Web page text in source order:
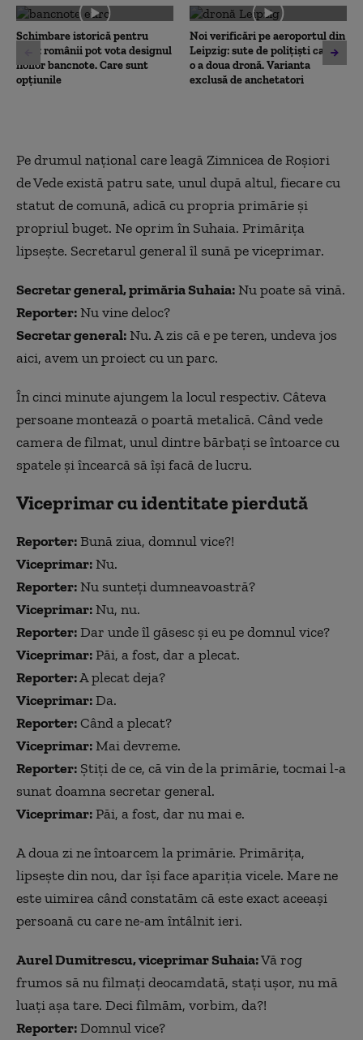
0
seconds
Schimbare istorică pentru
euro: românii pot vota designul
noilor bancnote. Care sunt
opțiunile
Noi verificări pe aeroportul din
Leipzig: sute de polițiști caută
o a doua dronă. Varianta
exclusă de anchetatori
Pe drumul național care leagă Zimnicea de Roșiori
de Vede există patru sate, unul după altul, fiecare cu
statut de comună, adică cu propria primărie și
propriul buget. Ne oprim în Suhaia. Primărița
lipsește. Secretarul general îl sună pe viceprimar.
Secretar general, primăria Suhaia:Nu poate să vină.
Reporter:Nu vine deloc?
Secretar general:Nu. A zis că e pe teren, undeva jos
aici, avem un proiect cu un parc.
În cinci minute ajungem la locul respectiv. Câteva
persoane montează o poartă metalică. Când vede
camera de filmat, unul dintre bărbați se întoarce cu
spatele și încearcă să își facă de lucru.
Viceprimar cu identitate pierdută
Reporter:Bună ziua, domnul vice?!
Viceprimar:Nu.
Reporter:Nu sunteți dumneavoastră?
Viceprimar:Nu, nu.
Reporter:Dar unde îl găsesc și eu pe domnul vice?
Viceprimar:Păi, a fost, dar a plecat.
Reporter:A plecat deja?
Viceprimar:Da.
Reporter:Când a plecat?
Viceprimar:Mai devreme.
Reporter: Știți de ce, că vin de la primărie, tocmai l-a
sunat doamna secretar general.
Viceprimar:Păi, a fost, dar nu mai e.
A doua zi ne întoarcem la primărie. Primărița,
lipsește din nou, dar își face apariția vicele. Mare ne
este uimirea când constatăm că este exact aceeași
persoană cu care ne-am întâlnit ieri.
Aurel Dumitrescu, viceprimar Suhaia:Vă rog
frumos să nu filmați deocamdată, stați ușor, nu mă
luați așa tare. Deci filmăm, vorbim, da?!
Reporter:Domnul vice?